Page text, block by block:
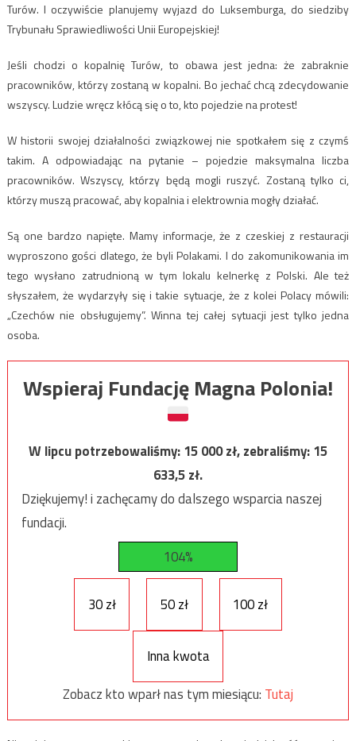
Turów. I oczywiście planujemy wyjazd do Luksemburga, do siedziby
Trybunału Sprawiedliwości Unii Europejskiej!
Jeśli chodzi o kopalnię Turów, to obawa jest jedna: że zabraknie
pracowników, którzy zostaną w kopalni. Bo jechać chcą zdecydowanie
wszyscy. Ludzie wręcz kłócą się o to, kto pojedzie na protest!
W historii swojej działalności związkowej nie spotkałem się z czymś
takim. A odpowiadając na pytanie – pojedzie maksymalna liczba
pracowników. Wszyscy, którzy będą mogli ruszyć. Zostaną tylko ci,
którzy muszą pracować, aby kopalnia i elektrownia mogły działać.
Są one bardzo napięte. Mamy informacje, że z czeskiej z restauracji
wyproszono gości dlatego, że byli Polakami. I do zakomunikowania im
tego wysłano zatrudnioną w tym lokalu kelnerkę z Polski. Ale też
słyszałem, że wydarzyły się i takie sytuacje, że z kolei Polacy mówili:
„Czechów nie obsługujemy”. Winna tej całej sytuacji jest tylko jedna
osoba.
Wspieraj Fundację Magna Polonia!
W lipcu potrzebowaliśmy:15 000zł, zebraliśmy:15
633,5zł.
Dziękujemy! i zachęcamy do dalszego wsparcia naszej
fundacji.
104%
30 zł 50 zł 100 zł
Inna kwota
Zobacz kto wparł nas tym miesiącu: Tutaj